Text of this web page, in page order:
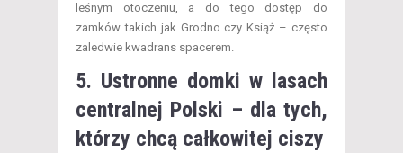
leśnym otoczeniu, a do tego dostęp do
zamków takich jak Grodno czy Książ – często
zaledwie kwadrans spacerem.
5. Ustronne domki w lasach
centralnej Polski – dla tych,
którzy chcą całkowitej ciszy